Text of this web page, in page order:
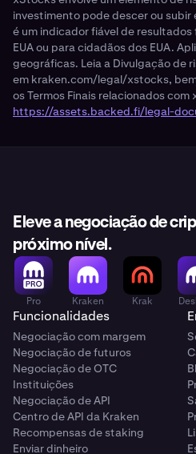
investimento pode descer ou subir
é um indicador fiável de
EUA ou para cidadãos dos EUA.
geográficas. Leia a Divulgação de
em kraken.com/legal/xstocks,
os Termos Finais relacionados com
https://assets.backed.fi/legal-
Eleve a negociação de
próximo nível.
Pro Kraken Krak
Funcionalidades
Negociação com margem
Negociação de futuros
Negociação de OTC
Instituições
Negociação de API
Centro de API da Kraken
Recompensas de staking
Enviar dinheiro